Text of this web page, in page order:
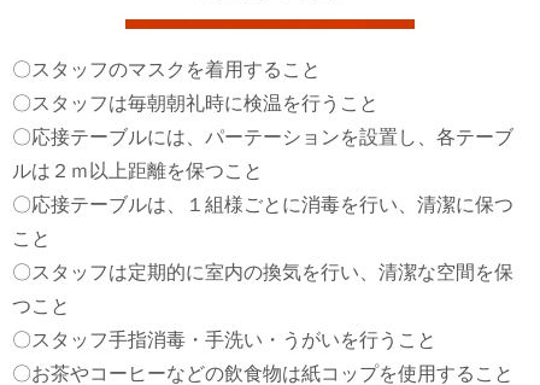
〇スタッフのマスクを着用すること
〇スタッフは毎朝朝礼時に検温を行うこと
〇応接テーブルには、パーテーションを設置し、各テーブ
ルは２ｍ以上距離を保つこと
〇応接テーブルは、１組様ごとに消毒を行い、清潔に保つ
こと
〇スタッフは定期的に室内の換気を行い、清潔な空間を保
つこと
〇スタッフ手指消毒・手洗い・うがいを行うこと
〇お茶やコーヒーなどの飲食物は紙コップを使用すること